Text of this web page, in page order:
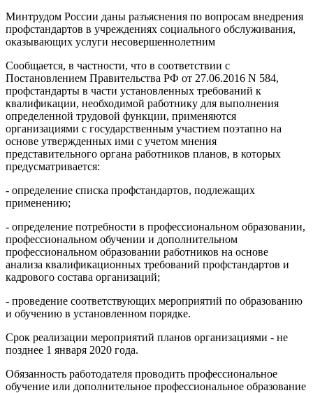
Минтрудом России даны разъяснения по вопросам внедрения
профстандартов в учреждениях социального обслуживания,
оказывающих услуги несовершеннолетним
Сообщается, в частности, что в соответствии с
Постановлением Правительства РФ от 27.06.2016 N 584,
профстандарты в части установленных требований к
квалификации, необходимой работнику для выполнения
определенной трудовой функции, применяются
организациями с государственным участием поэтапно на
основе утвержденных ими с учетом мнения
представительного органа работников планов, в которых
предусматривается:
- определение списка профстандартов, подлежащих
применению;
- определение потребности в профессиональном образовании,
профессиональном обучении и дополнительном
профессиональном образовании работников на основе
анализа квалификационных требований профстандартов и
кадрового состава организаций;
- проведение соответствующих мероприятий по образованию
и обучению в установленном порядке.
Срок реализации мероприятий планов организациями - не
позднее 1 января 2020 года.
Обязанность работодателя проводить профессиональное
обучение или дополнительное профессиональное образование